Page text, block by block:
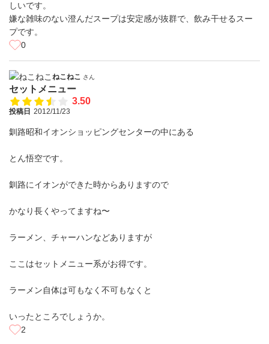
しいです。
嫌な雑味のない澄んだスープは安定感が抜群で、飲み干せるスー
プです。
0
ねこねこ さん
セットメニュー
3.50
投稿日 2012/11/23
釧路昭和イオンショッピングセンターの中にある
とん悟空です。
釧路にイオンができた時からありますので
かなり長くやってますね〜
ラーメン、チャーハンなどありますが
ここはセットメニュー系がお得です。
ラーメン自体は可もなく不可もなくと
いったところでしょうか。
2